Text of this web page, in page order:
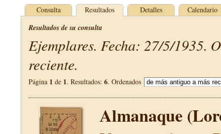
Consulta Resultados Detalles Calendario
Resultados de su consulta
Ejemplares. Fecha: 27/5/1935.
reciente.
Página 1 de 1. Resultados: 6. Ordenados
Almanaque